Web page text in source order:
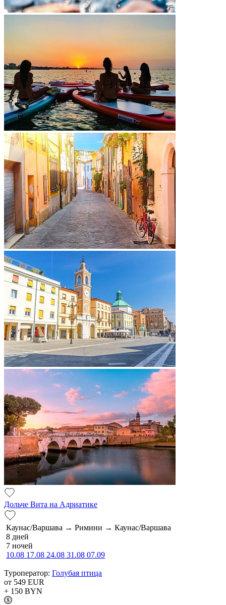
Дольче Вита на Адриатике
Каунас/Варшава → Римини → Каунас/Варшава
8 дней
7 ночей
10.08 17.08 24.08 31.08 07.09
Туроператор: Голубая птица
от 549 EUR
+ 150 BYN